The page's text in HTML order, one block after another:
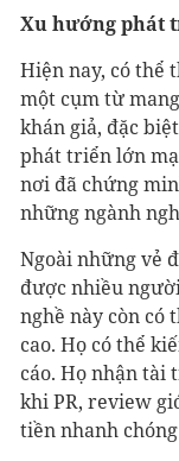
Xu hướng phát
Hiện nay, có thể
một cụm từ
khán giả, đặc
phát triển lớn
nơi đã chứng
những ngành
Ngoài những vẻ
được nhiều
nghề này còn có
cao. Họ có thể
cáo. Họ nhận tài
khi PR, review
tiền nhanh